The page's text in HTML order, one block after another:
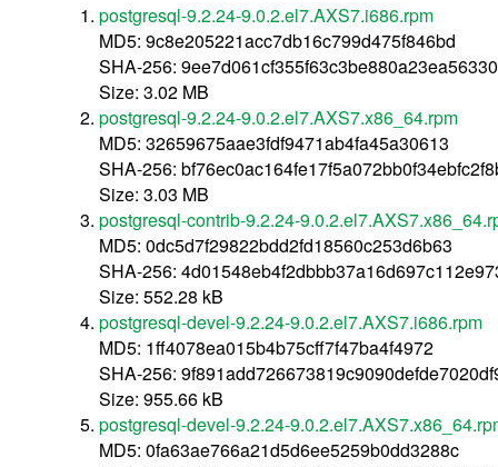
postgresql-9.2.24-9.0.2.el7.AXS7.i686.rpm
MD5: 9c8e205221acc7db16c799d475f846bd
SHA-256:
Size: 3.02 MB
postgresql-9.2.24-9.0.2.el7.AXS7.x86_64.rpm
MD5: 32659675aae3fdf9471ab4fa45a30613
SHA-256:
Size: 3.03 MB
postgresql-contrib-9.2.24-
MD5: 0dc5d7f29822bdd2fd18560c253d6b63
SHA-256:
Size: 552.28 kB
postgresql-devel-9.2.24-9.0.2.el7.AXS7.i686.rpm
MD5: 1ff4078ea015b4b75cff7f47ba4f4972
SHA-256:
Size: 955.66 kB
postgresql-devel-9.2.24-
MD5: 0fa63ae766a21d5d6ee5259b0dd3288c